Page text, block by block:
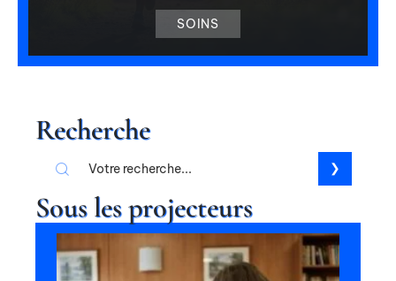
SOINS
Recherche
Sous les projecteurs